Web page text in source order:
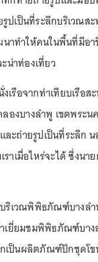
ปเป็นที่ระลึกบริเวณส
าทำให้คนในพื้นที่มีอ
น่าท่องเที่ยว
เรือจากท่าเทียบเรือ
งบางลำพู เขตพระน
ะถ่ายรูปเป็นที่ระลึก
ราเมื่อไหร่จะได้ ซึ่งน
บริเวณพิพิธภัณฑ์บาง
เยี่ยมชมพิพิธภัณฑ์บา
เป็นผลิตภัณฑ์ปักชุดโ